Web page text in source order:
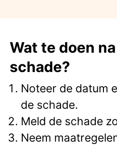
Wat te doen
schade?
Noteer de datum
de schade.
Meld de schade
Neem